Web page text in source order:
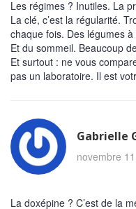
Les régimes ? Inutiles. La
La clé, c’est la régularité.
chaque fois. Des légumes
Et du sommeil. Beaucoup
Et surtout : ne vous
pas un laboratoire. Il est
Gabrielle
novembre
La doxépine ? C’est de la